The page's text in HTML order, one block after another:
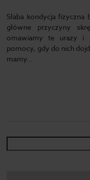
Słaba kondycja
główne przyczyny
omawiamy te urazy i
pomocy, gdy do nich
mamy…